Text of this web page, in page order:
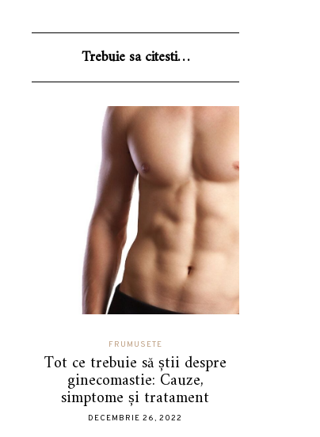
Trebuie sa citesti…
FRUMUSETE
Tot ce trebuie să știi despre
ginecomastie: Cauze,
simptome și tratament
DECEMBRIE 26, 2022